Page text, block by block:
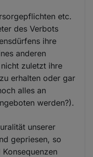
etc.
des Verbots
ihre
anderen
zuletzt ihre
erhalten oder gar
alles an
werden?).
unserer
gepriesen, so